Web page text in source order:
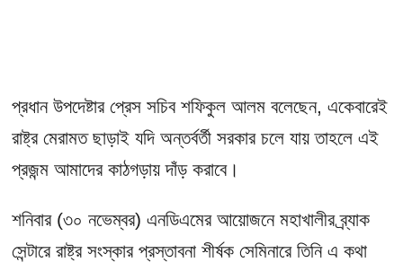
প্রধান উপদেষ্টার প্রেস সচিব শফিকুল আলম বলেছেন, একেবারেই
রাষ্ট্র মেরামত ছাড়াই যদি অন্তর্বর্তী সরকার চলে যায় তাহলে এই
প্রজন্ম আমাদের কাঠগড়ায় দাঁড় করাবে।
শনিবার (৩০ নভেম্বর) এনডিএমের আয়োজনে মহাখালীর ব্র্যাক
সেন্টারে রাষ্ট্র সংস্কার প্রস্তাবনা শীর্ষক সেমিনারে তিনি এ কথা